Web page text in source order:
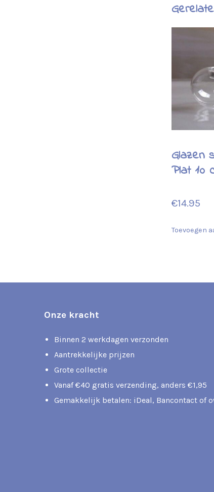
Glazen
Plat 10
€14.95
Toevoegen
Onze kracht
Binnen 2 werkdagen verzonden
Aantrekkelijke prijzen
Grote collectie
Vanaf €40 gratis verzending, anders €1,95
Gemakkelijk betalen: iDeal, Bancontact of